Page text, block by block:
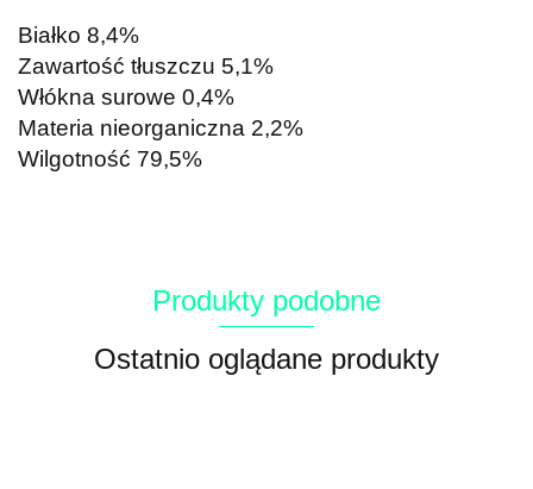
Białko 8,4%
Zawartość tłuszczu 5,1%
Włókna surowe 0,4%
Materia nieorganiczna 2,2%
Wilgotność 79,5%
Produkty podobne
Ostatnio oglądane produkty